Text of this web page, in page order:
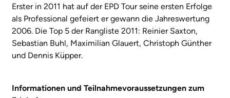
Erster in 2011 hat auf der EPD Tour seine ersten Erfolge
als Professional gefeiert er gewann die Jahreswertung
2006. Die Top 5 der Rangliste 2011: Reinier Saxton,
Sebastian Buhl, Maximilian Glauert, Christoph Günther
und Dennis Küpper.
Informationen und Teilnahmevoraussetzungen zum